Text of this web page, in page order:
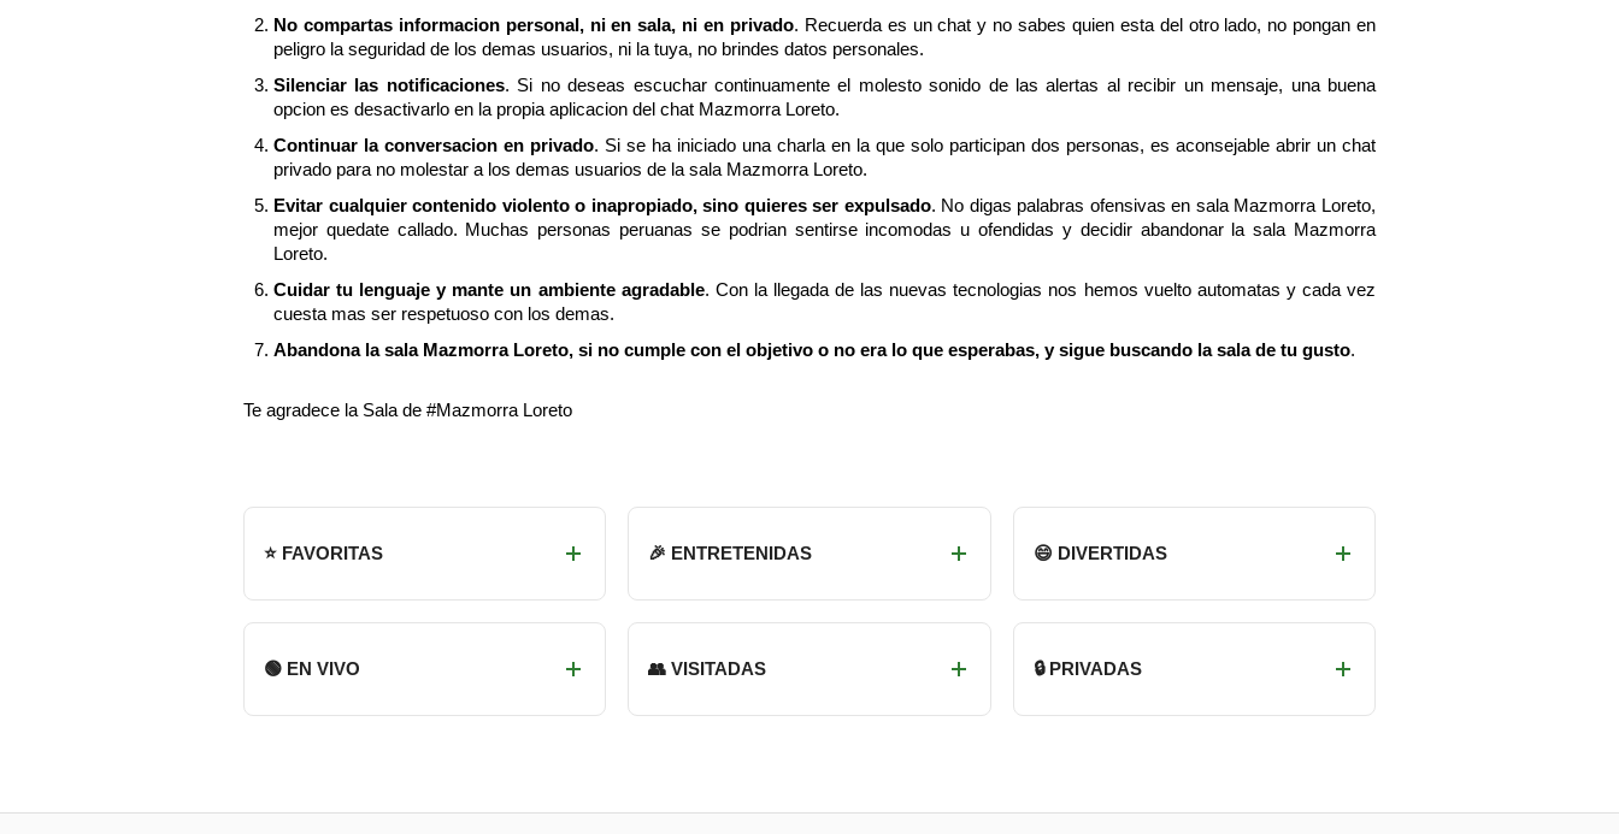
No compartas informacion personal, ni en sala, ni en privado. Recuerda es un chat y no sabes quien esta del otro lado, no pongan en
peligro la seguridad de los demas usuarios, ni la tuya, no brindes datos personales.
Silenciar las notificaciones. Si no deseas escuchar continuamente el molesto sonido de las alertas al recibir un mensaje, una buena
opcion es desactivarlo en la propia aplicacion del chat Mazmorra Loreto.
Continuar la conversacion en privado. Si se ha iniciado una charla en la que solo participan dos personas, es aconsejable abrir un chat
privado para no molestar a los demas usuarios de la sala Mazmorra Loreto.
Evitar cualquier contenido violento o inapropiado, sino quieres ser expulsado. No digas palabras ofensivas en sala Mazmorra Loreto,
mejor quedate callado. Muchas personas peruanas se podrian sentirse incomodas u ofendidas y decidir abandonar la sala Mazmorra
Loreto.
Cuidar tu lenguaje y mante un ambiente agradable. Con la llegada de las nuevas tecnologias nos hemos vuelto automatas y cada vez
cuesta mas ser respetuoso con los demas.
Abandona la sala Mazmorra Loreto, si no cumple con el objetivo o no era lo que esperabas, y sigue buscando la sala de tu gusto.
Te agradece la Sala de #Mazmorra Loreto
⭐ FAVORITAS 🎉 ENTRETENIDAS 😄 DIVERTIDAS
🟢 EN VIVO 👥 VISITADAS 🔒 PRIVADAS